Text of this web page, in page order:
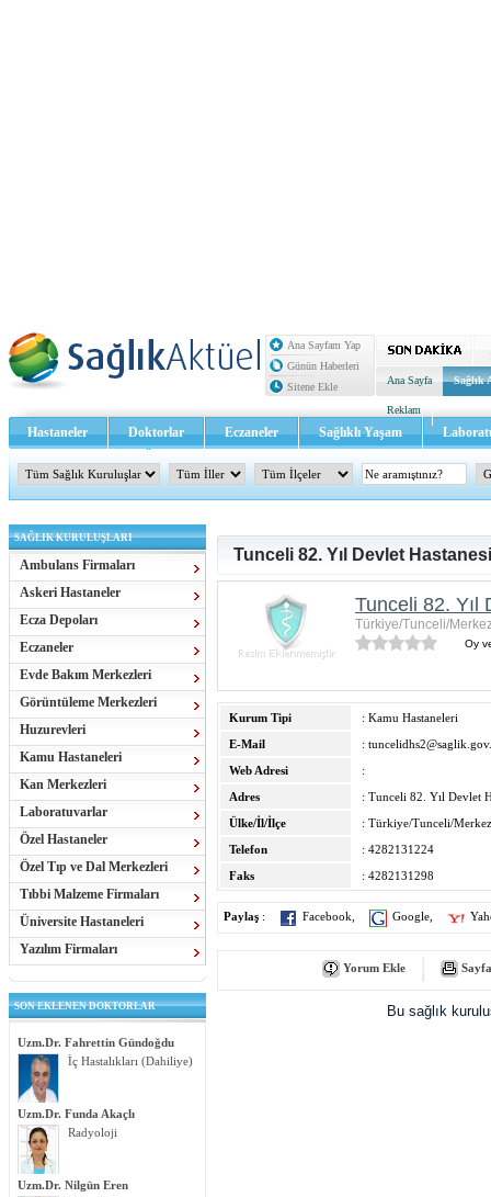
Ana Sayfam Yap
Günün Haberleri
Sitene Ekle
Ana Sayfa Sağlık
Reklam
Hastaneler Doktorlar Eczaneler Sağlıklı Yaşam
Sağlık TV - Video İletişim
SAĞLIK KURULUŞLARI
Ambulans Firmaları
Askeri Hastaneler
Ecza Depoları
Eczaneler
Evde Bakım Merkezleri
Görüntüleme Merkezleri
Huzurevleri
Kamu Hastaneleri
Kan Merkezleri
Laboratuvarlar
Özel Hastaneler
Özel Tıp ve Dal Merkezleri
Tıbbi Malzeme Firmaları
Üniversite Hastaneleri
Yazılım Firmaları
SON EKLENEN DOKTORLAR
Uzm.Dr. Fahrettin Gündoğdu
İç Hastalıkları (Dahiliye)
Uzm.Dr. Funda Akaçlı
Radyoloji
Uzm.Dr. Nilgün Eren
Tunceli 82. Yıl Devlet Hastanesi
Tunceli 82. Yıl
Türkiye/Tunceli/
Oy
Kurum Tipi
: Kamu Hastaneleri
E-Mail
:
Web Adresi
:
Adres
: Tunceli 82. Yıl Devlet
Ülke/İl/İlçe
: Türkiye/Tunceli/
Telefon
: 4282131224
Faks
: 4282131298
Paylaş : Facebook Google
Yorum Ekle
Bu sağlık